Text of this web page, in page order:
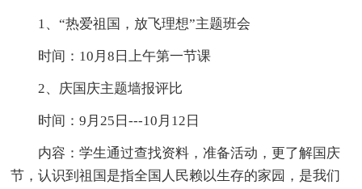
1、“热爱祖国，放飞理想”主题班会
时间：10月8日上午第一节课
2、庆国庆主题墙报评比
时间：9月25日---10月12日
内容：学生通过查找资料，准备活动，更了解国庆
节，认识到祖国是指全国人民赖以生存的家园，是我们